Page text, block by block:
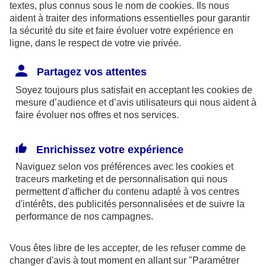
sont de 1,875 % du bénéfice imposable limité à 8
fois le PASS ou si plus favorable, 2,5 % du PASS.
Madelin,
(sauf quelques cas exceptionnels) et la sortie se fait
obligatoirementen rente(sauf exceptions).
En outre, à la retraite, la rente perçue chaque
année, sera imposable dans la catégorie des
pensions. Elle supporte également des
prélèvements sociaux aux taux en vigueur au jour
textes, plus connus sous le nom de cookies. Ils nous
aident à traiter des informations essentielles pour garantir
la sécurité du site et faire évoluer votre expérience en
ligne, dans le respect de votre vie privée.
Partagez vos attentes
Soyez toujours plus satisfait en acceptant les cookies de
mesure d’audience et d’avis utilisateurs qui nous aident à
faire évoluer nos offres et nos services.
Enrichissez votre expérience
Naviguez selon vos préférences avec les cookies et
traceurs marketing et de personnalisation qui nous
permettent d'afficher du contenu adapté à vos centres
d'intérêts, des publicités personnalisées et de suivre la
performance de nos campagnes.
Vous êtes libre de les accepter, de les refuser comme de
changer d'avis à tout moment en allant sur "Paramétrer